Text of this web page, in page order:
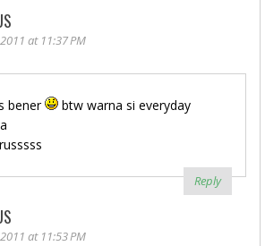
at 11:37 PM
bener
btw warna si everyday
Reply
at 11:53 PM